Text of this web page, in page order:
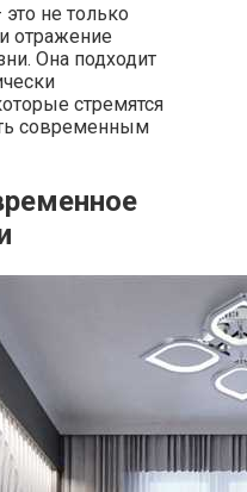
не только
отражение
Она подходит
стремятся
современным